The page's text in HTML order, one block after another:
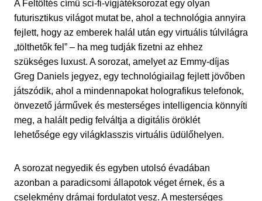
A Feltöltés című sci-fi-vígjátéksorozat egy olyan
futurisztikus világot mutat be, ahol a technológia annyira
fejlett, hogy az emberek halál után egy virtuális túlvilágra
„tölthetők fel” – ha meg tudják fizetni az ehhez
szükséges luxust. A sorozat, amelyet az Emmy-díjas
Greg Daniels jegyez, egy technológiailag fejlett jövőben
játszódik, ahol a mindennapokat holografikus telefonok,
önvezető járművek és mesterséges intelligencia könnyíti
meg, a halált pedig felváltja a digitális öröklét
lehetősége egy világklasszis virtuális üdülőhelyen.
A sorozat negyedik és egyben utolsó évadában
azonban a paradicsomi állapotok véget érnek, és a
cselekmény drámai fordulatot vesz. A mesterséges